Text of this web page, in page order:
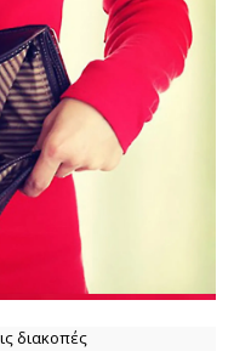
διακοπές